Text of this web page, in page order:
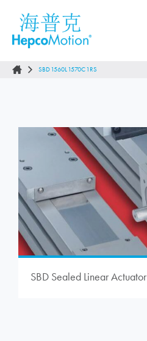
SBD1560L1570C1RS
SBD Sealed Linear Actuator